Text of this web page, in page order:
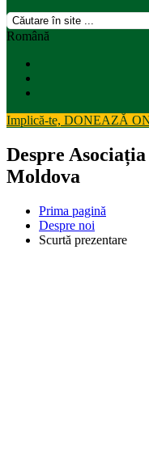
Română
Implică-te, DONEAZĂ
Despre
Moldova
Prima pagină
Despre noi
Scurtă prezentare